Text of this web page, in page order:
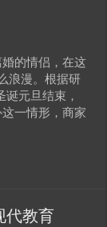
的情侣，在这
浪漫。根据研
元旦结束，
一情形，商家
代教育